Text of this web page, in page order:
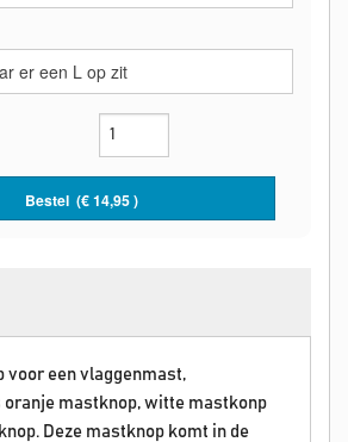
Bestel (€14,95)
voor een vlaggenmast,
mastknop, witte mastkonp
Deze mastknop komt in de